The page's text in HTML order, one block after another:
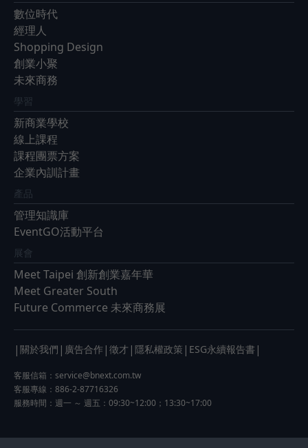
數位時代
經理人
Shopping Design
創業小聚
未來商務
學習
新商業學校
線上課程
課程團票方案
企業內訓計畫
產品
管理知識庫
EventGO活動平台
展會
Meet Taipei 創新創業嘉年華
Meet Greater South
Future Commerce 未來商務展
| 關於我們 | 廣告合作 | 徵才 | 隱私權政策 | ESG永續報告書 |
客服信箱： service@bnext.com.tw
客服專線：886-2-87716326
服務時間：週一 ～ 週五：09:30~12:00；13:30~17:00